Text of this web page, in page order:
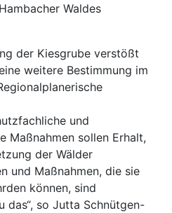
Waldes
der Kiesgrube verstößt
weitere Bestimmung im
und
Maßnahmen sollen Erhalt,
der Wälder
und Maßnahmen, die sie
können, sind
das“, so Jutta Schnütgen-